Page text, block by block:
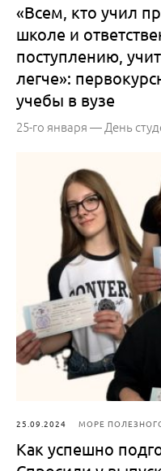
«Всем, кто учил
школе и
поступлению,
легче»:
учебы в вузе
25-го января — День
25.09.2024 МОРЕ
Как успешно